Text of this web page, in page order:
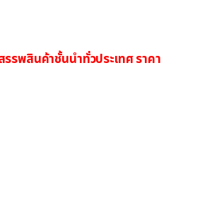
รพสินค้าชั้นนำทั่วประเทศ ราคา